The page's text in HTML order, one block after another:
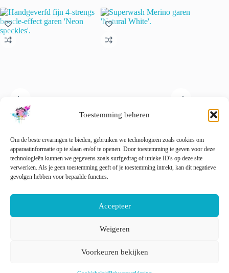
Toestemming beheren
Om de beste ervaringen te bieden, gebruiken we technologieën zoals cookies om
apparaatinformatie op te slaan en/of te openen. Door toestemming te geven voor deze
technologieën kunnen we gegevens zoals surfgedrag of unieke ID's op deze site
verwerken. Als je geen toestemming geeft of je toestemming intrekt, kan dit negatieve
gevolgen hebben voor bepaalde functies.
Accepteer
Weigeren
Voorkeuren bekijken
variaties.
Deze
optie
kan
Handgeverfd fijn 4-strengs
speckles’.
22.00 incl. btw
Opties selecteren
€15.00 incl. btw
Dit
product
variaties.
Deze
optie
worden